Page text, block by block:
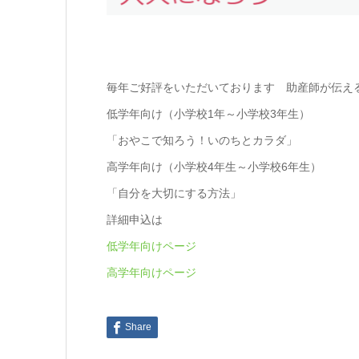
毎年ご好評をいただいております 助産師が伝え
低学年向け（小学校1年～小学校3年生）
「おやこで知ろう！いのちとカラダ」
高学年向け（小学校4年生～小学校6年生）
「自分を大切にする方法」
詳細申込は
低学年向けページ
高学年向けページ
Share